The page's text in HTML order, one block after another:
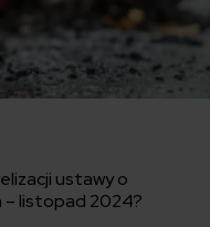
ustawy o
– listopad 2024?